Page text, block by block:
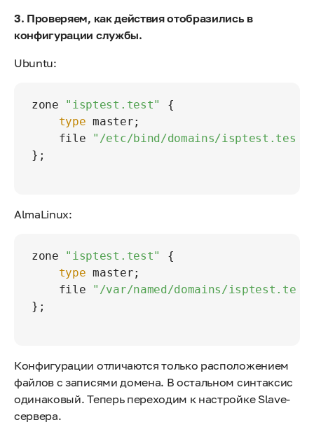
3. Проверяем, как действия отобразились в
конфигурации службы.
Ubuntu:
zone "isptest.test"
{
type master;
    file
"/etc/bind/domains/isptest.test"
};
AlmaLinux:
zone "isptest.test"
{
type master;
    file
"/var/named/domains/
};
Конфигурации отличаются только расположением
файлов с записями домена. В остальном синтаксис
одинаковый. Теперь переходим к настройке Slave-
сервера.